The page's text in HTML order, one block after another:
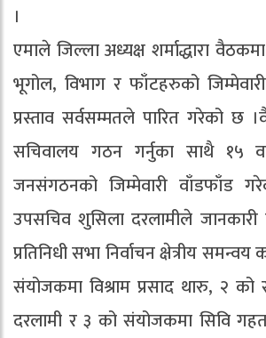
।
एमाले जिल्ला अध्यक्ष शर्माद्धारा
भूगोल, विभाग र फाँटहरुको
प्रस्ताव सर्वसम्मतले पारित गरेको छ
सचिवालय गठन गर्नुका साथै १५
जनसंगठनको जिम्मेवारी वाँडफाँड
उपसचिव शुसिला दरलामीले
प्रतिनिधी सभा निर्वाचन क्षेत्रीय समन्वय
संयोजकमा विश्राम प्रसाद थारु, २
दरलामी र ३ को संयोजकमा सिवि